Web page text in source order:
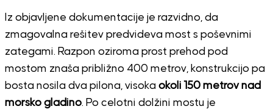
Iz objavljene dokumentacije je razvidno, da
zmagovalna rešitev predvideva most s poševnimi
zategami. Razpon oziroma prost prehod pod
mostom znaša približno 400 metrov, konstrukcijo pa
bosta nosila dva pilona, visokaokoli 150 metrov nad
morsko gladino. Po celotni dolžini mostu je